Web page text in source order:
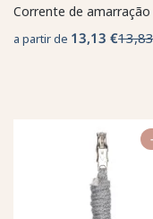
Corrente de amarração
a partir de 13,13 €